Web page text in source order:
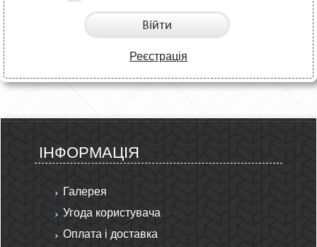
Війти
Реєстрація
ІНФОРМАЦІЯ
Галерея
Угода користувача
Оплата і доставка